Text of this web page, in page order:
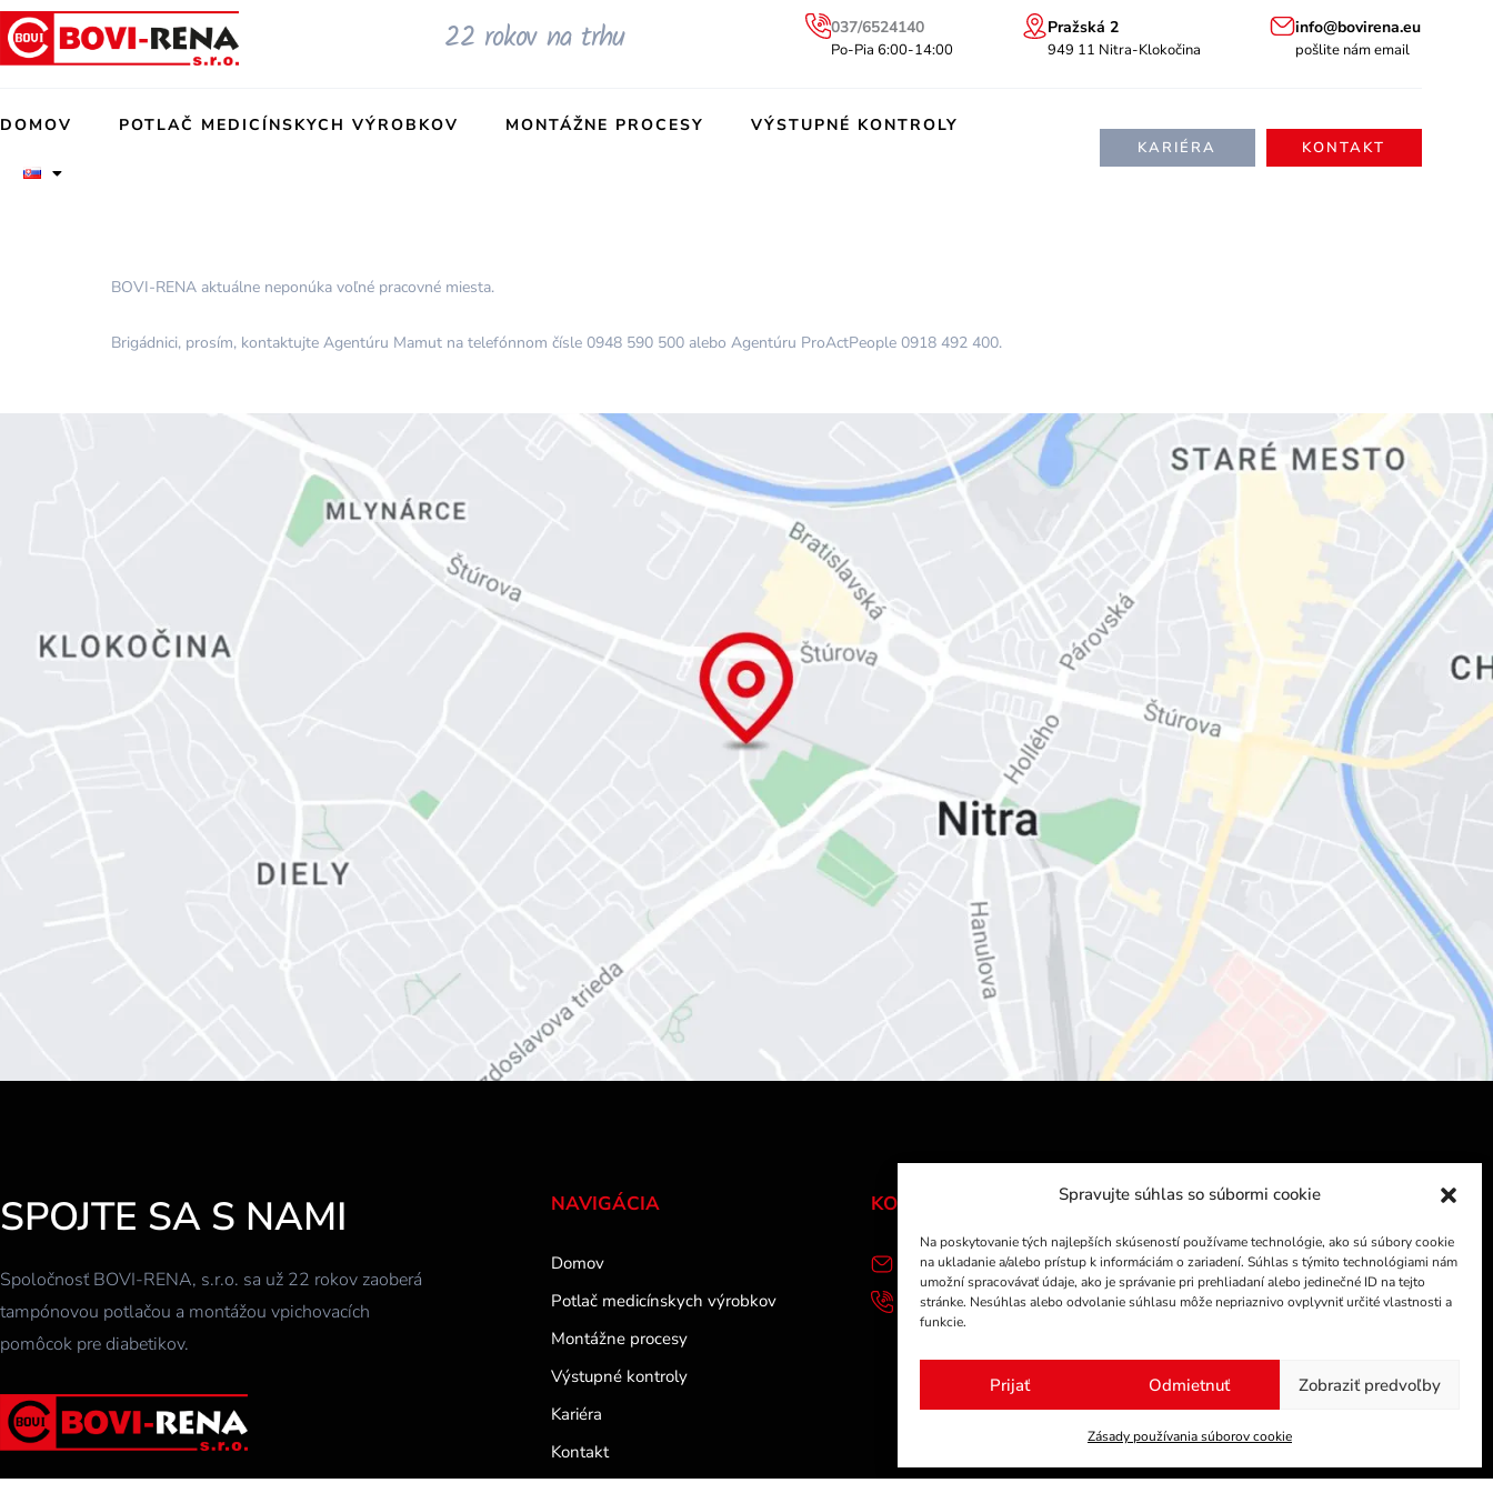
Spravujte súhlas so súbormi cookie
Na poskytovanie tých najlepších skúseností používame technológie, ako sú súbory cookie
na ukladanie a/alebo prístup k informáciám o zariadení. Súhlas s týmito technológiami nám
umožní spracovávať údaje, ako je správanie pri prehliadaní alebo jedinečné ID na tejto
stránke. Nesúhlas alebo odvolanie súhlasu môže nepriaznivo ovplyvniť určité vlastnosti a
funkcie.
Prijať Odmietnuť Zobraziť predvoľby
Zásady používania súborov cookie
Preskočiť
na
22 rokov na trhu 037/6524140
Po-Pia 6:00-14:00
Pražská 2
949 11 Nitra-Klokočina
info@bovirena.eu
pošlite nám email
DOMOV POTLAČ MEDICÍNSKYCH VÝROBKOV MONTÁŽNE PROCESY VÝSTUPNÉ KONTROLY
KARIÉRA KONTAKT
BOVI-RENA aktuálne neponúka voľné pracovné miesta.
Brigádnici, prosím, kontaktujte Agentúru Mamut na telefónnom čísle 0948 590 500 alebo Agentúru ProActPeople 0918 492 400.
SPOJTE SA S NAMI
Spoločnosť BOVI-RENA, s.r.o. sa už 22 rokov zaoberá
tampónovou potlačou a montážou vpichovacích
pomôcok pre diabetikov.
NAVIGÁCIA
Domov
Potlač medicínskych výrobkov
Montážne procesy
Výstupné kontroly
Kariéra
Kontakt
KONTAKTNÉ INFORMÁCIE
info@bovirena.eu
037/6524140
FAKTURAČNÉ ÚDAJE
BOVI-RENA s.r.o
Pražská 2, 94911 Nitra
DIČ: 2020148900
IČ DPH: SK2020148900